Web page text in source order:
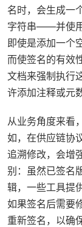
名时，会生成一
字符串——并使用
即使是添加一个
而使签名的有效
文档来强制执行
许添加注释或元
从业务角度来看
如，在供应链协
追溯修改，会增
别：虽然已签名
辑，一些工具提
如果签名后需要
重新签名，以确